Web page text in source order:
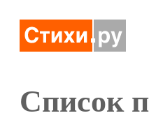
Список